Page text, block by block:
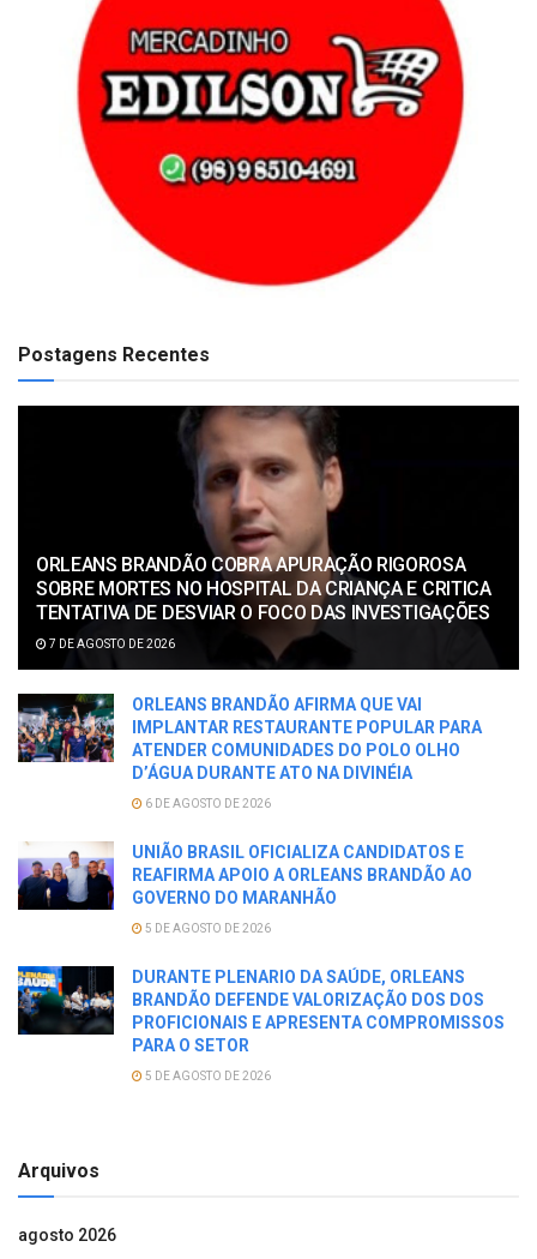
Postagens Recentes
ORLEANS BRANDÃO COBRA APURAÇÃO RIGOROSA
SOBRE MORTES NO HOSPITAL DA CRIANÇA E CRITICA
TENTATIVA DE DESVIAR O FOCO DAS INVESTIGAÇÕES
7 DE AGOSTO DE 2026
ORLEANS BRANDÃO AFIRMA QUE VAI
IMPLANTAR RESTAURANTE POPULAR PARA
ATENDER COMUNIDADES DO POLO OLHO
D’ÁGUA DURANTE ATO NA DIVINÉIA
6 DE AGOSTO DE 2026
UNIÃO BRASIL OFICIALIZA CANDIDATOS E
REAFIRMA APOIO A ORLEANS BRANDÃO AO
GOVERNO DO MARANHÃO
5 DE AGOSTO DE 2026
DURANTE PLENARIO DA SAÚDE, ORLEANS
BRANDÃO DEFENDE VALORIZAÇÃO DOS DOS
PROFICIONAIS E APRESENTA COMPROMISSOS
PARA O SETOR
5 DE AGOSTO DE 2026
Arquivos
agosto 2026